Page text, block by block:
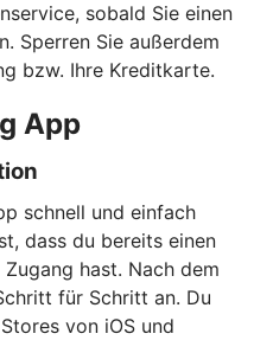
sobald Sie einen
Sperren Sie außerdem
bzw. Ihre Kreditkarte.
App
schnell und einfach
dass du bereits einen
hast. Nach dem
für Schritt an. Du
von iOS und